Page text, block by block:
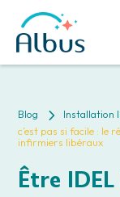
Blog 5 Installation
c’est pas si facile : le
infirmiers libéraux
Être